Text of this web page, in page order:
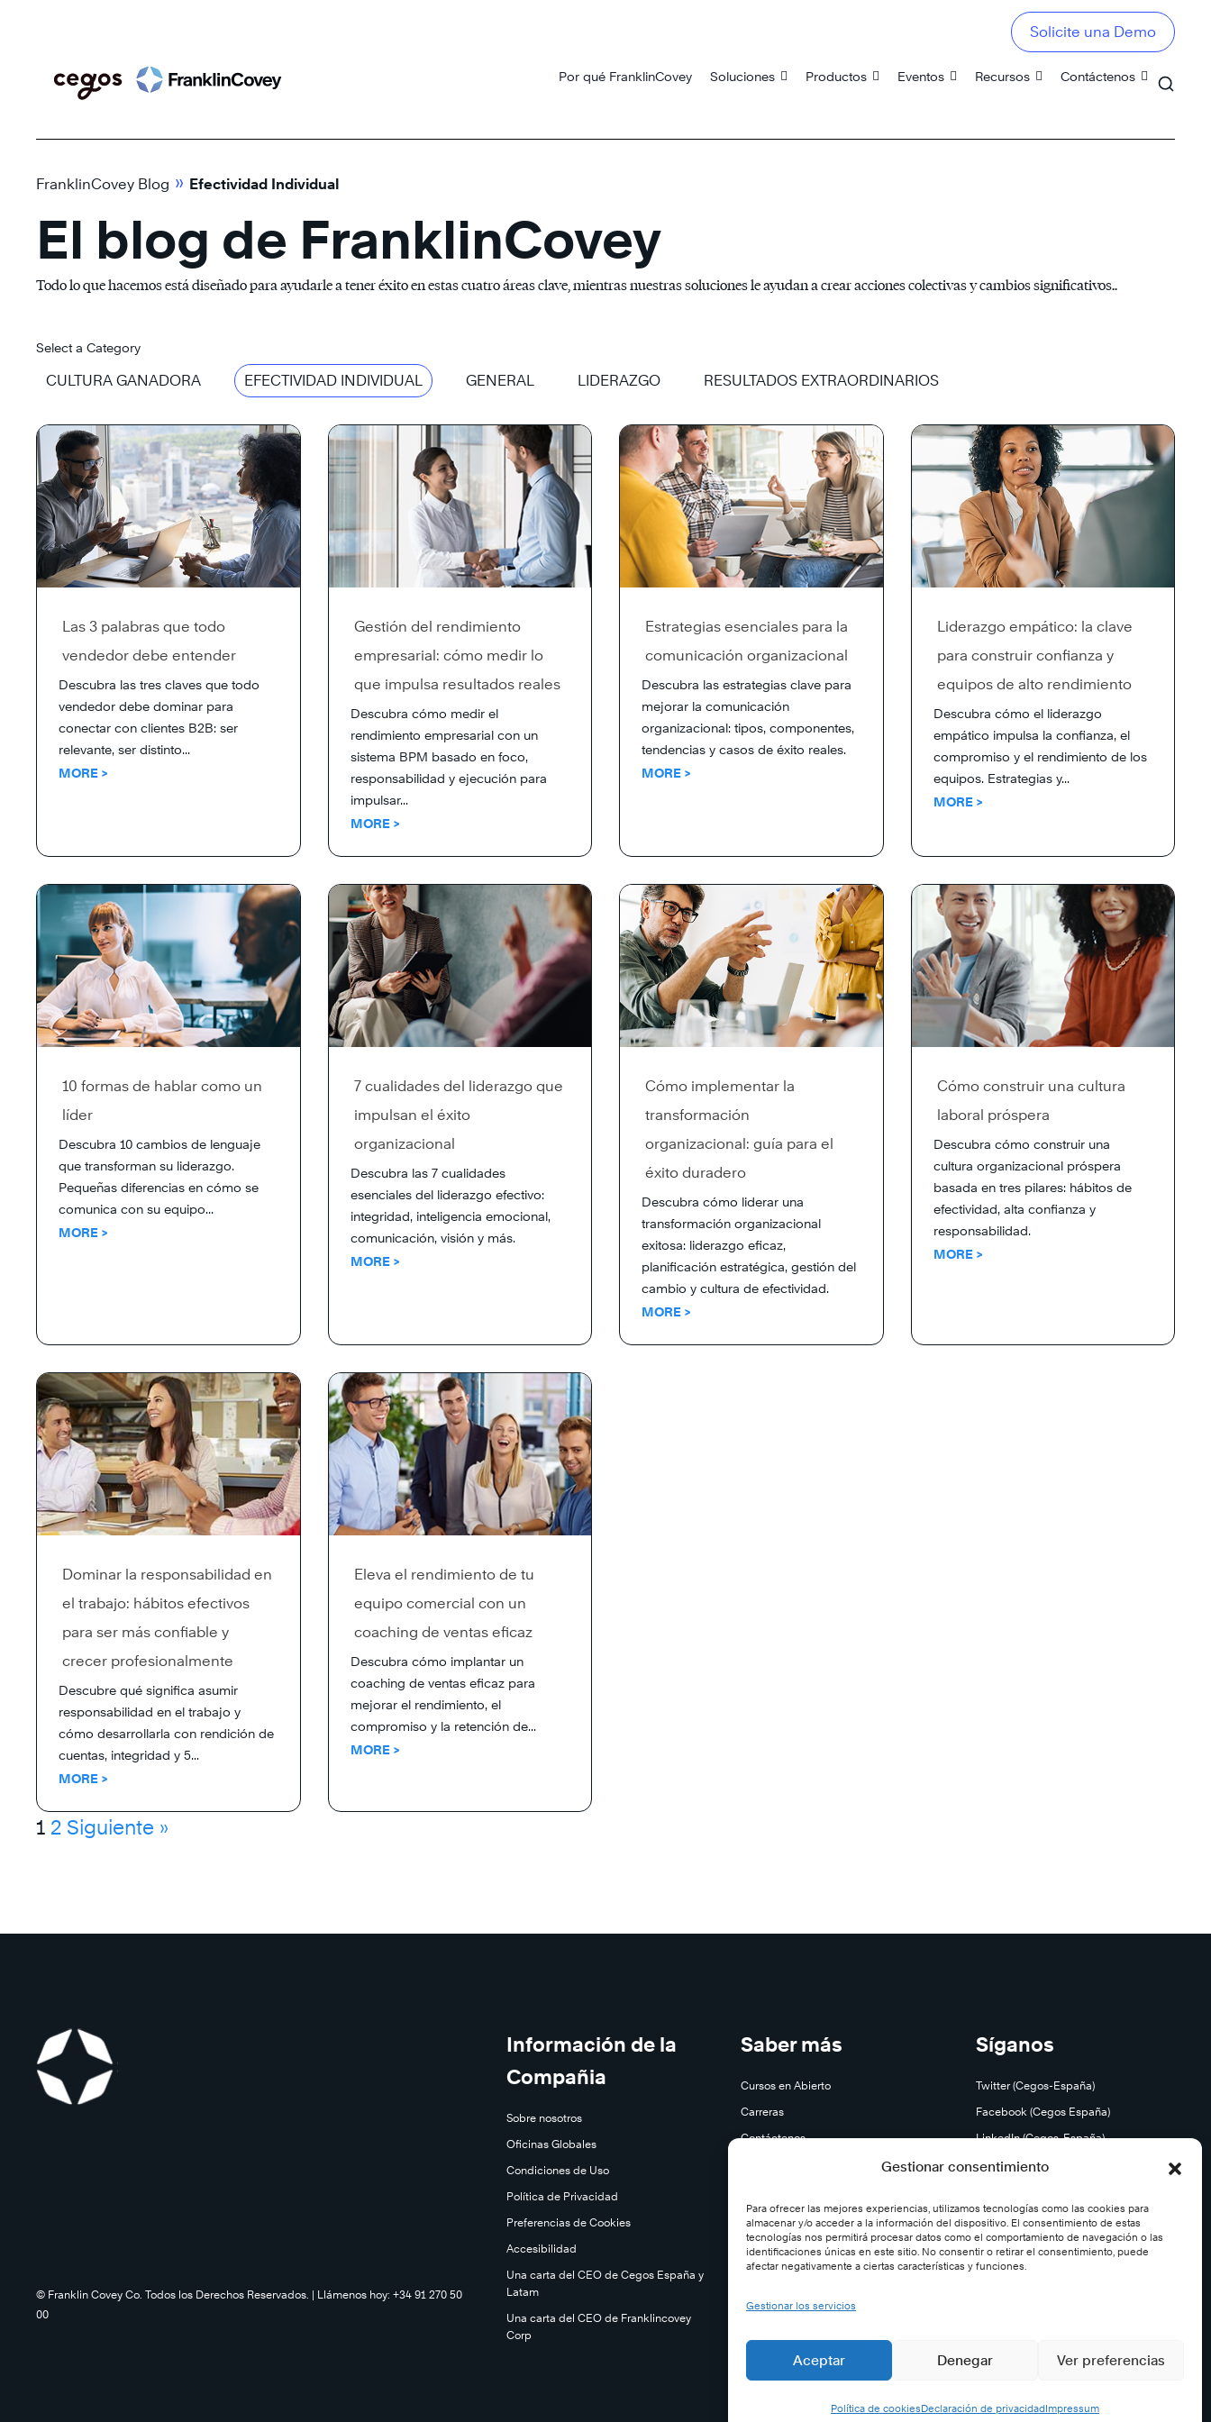
Gestionar consentimiento
Para ofrecer las mejores experiencias, utilizamos tecnologías como las cookies para
almacenar y/o acceder a la información del dispositivo. El consentimiento de estas
tecnologías nos permitirá procesar datos como el comportamiento de navegación o las
identificaciones únicas en este sitio. No consentir o retirar el consentimiento, puede
afectar negativamente a ciertas características y funciones.
Gestionar los servicios
Aceptar Denegar Ver preferencias
Política de cookiesDeclaración de privacidadImpressum
content
Por qué FranklinCovey Soluciones Productos Eventos Recursos Contáctenos
Solicite una Demo
FranklinCovey Blog » Efectividad Individual
El blog de FranklinCovey
Todo lo que hacemos está diseñado para ayudarle a tener éxito en estas cuatro áreas clave, mientras nuestras soluciones le ayudan a crear acciones colectivas y cambios significativos..
Select a Category
CULTURA GANADORA EFECTIVIDAD INDIVIDUAL GENERAL LIDERAZGO RESULTADOS EXTRAORDINARIOS
Las 3 palabras que todo
vendedor debe entender
Descubra las tres claves que todo
vendedor debe dominar para
conectar con clientes B2B: ser
relevante, ser distinto...
MORE >
Gestión del rendimiento
empresarial: cómo medir lo
que impulsa resultados reales
Descubra cómo medir el
rendimiento empresarial con un
sistema BPM basado en foco,
responsabilidad y ejecución para
impulsar...
MORE >
Estrategias esenciales para la
comunicación organizacional
Descubra las estrategias clave para
mejorar la comunicación
organizacional: tipos, componentes,
tendencias y casos de éxito reales.
MORE >
Liderazgo empático: la clave
para construir confianza y
equipos de alto rendimiento
Descubra cómo el liderazgo
empático impulsa la confianza, el
compromiso y el rendimiento de los
equipos. Estrategias y...
MORE >
10 formas de hablar como un
líder
Descubra 10 cambios de lenguaje
que transforman su liderazgo.
Pequeñas diferencias en cómo se
comunica con su equipo...
MORE >
7 cualidades del liderazgo que
impulsan el éxito
organizacional
Descubra las 7 cualidades
esenciales del liderazgo efectivo:
integridad, inteligencia emocional,
comunicación, visión y más.
MORE >
Cómo implementar la
transformación
organizacional: guía para el
éxito duradero
Descubra cómo liderar una
transformación organizacional
exitosa: liderazgo eficaz,
planificación estratégica, gestión del
cambio y cultura de efectividad.
MORE >
Cómo construir una cultura
laboral próspera
Descubra cómo construir una
cultura organizacional próspera
basada en tres pilares: hábitos de
efectividad, alta confianza y
responsabilidad.
MORE >
Dominar la responsabilidad en
el trabajo: hábitos efectivos
para ser más confiable y
crecer profesionalmente
Descubre qué significa asumir
responsabilidad en el trabajo y
cómo desarrollarla con rendición de
cuentas, integridad y 5...
MORE >
Eleva el rendimiento de tu
equipo comercial con un
coaching de ventas eficaz
Descubra cómo implantar un
coaching de ventas eficaz para
mejorar el rendimiento, el
compromiso y la retención de...
MORE >
1 2 Siguiente »
©️ Franklin Covey Co. Todos los Derechos Reservados. | Llámenos hoy: +34 91 270 50
00
Información de la
Compañia
Sobre nosotros
Oficinas Globales
Condiciones de Uso
Política de Privacidad
Preferencias de Cookies
Accesibilidad
Una carta del CEO de Cegos España y
Latam
Una carta del CEO de Franklincovey
Corp
Saber más
Cursos en Abierto
Carreras
Contáctenos
Síganos
Twitter (Cegos-España)
Facebook (Cegos España)
LinkedIn (Cegos-España)
YouTube (Cegos España)